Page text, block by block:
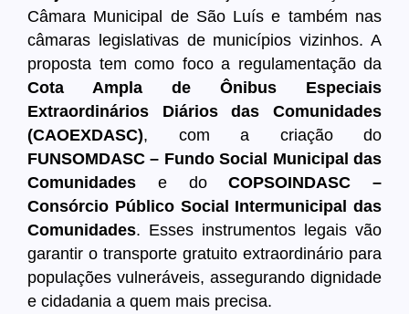
Câmara Municipal de São Luís e também nas
câmaras legislativas de municípios vizinhos. A
proposta tem como foco a regulamentação da
Cota Ampla de Ônibus Especiais
Extraordinários Diários das Comunidades
(CAOEXDASC), com a criação do
FUNSOMDASC – Fundo Social Municipal das
Comunidades e doCOPSOINDASC –
Consórcio Público Social Intermunicipal das
Comunidades. Esses instrumentos legais vão
garantir o transporte gratuito extraordinário para
populações vulneráveis, assegurando dignidade
e cidadania a quem mais precisa.